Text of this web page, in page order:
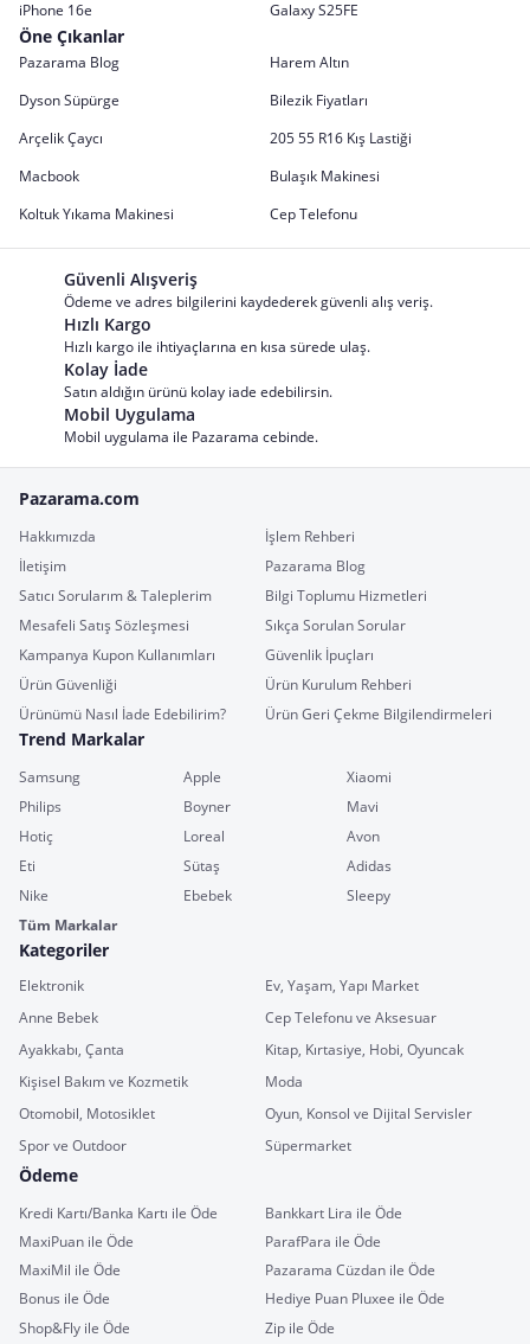
iPhone 16e Galaxy S25FE
Öne Çıkanlar
Pazarama Blog
Harem Altın
Dyson Süpürge
Bilezik Fiyatları
Arçelik Çaycı
205 55 R16 Kış Lastiği
Macbook
Bulaşık Makinesi
Koltuk Yıkama Makinesi
Cep Telefonu
Güvenli Alışveriş
Ödeme ve adres bilgilerini kaydederek güvenli alış veriş.
Hızlı Kargo
Hızlı kargo ile ihtiyaçlarına en kısa sürede ulaş.
Kolay İade
Satın aldığın ürünü kolay iade edebilirsin.
Mobil Uygulama
Mobil uygulama ile Pazarama cebinde.
Pazarama.com
Hakkımızda
İşlem Rehberi
İletişim
Pazarama Blog
Satıcı Sorularım & Taleplerim
Bilgi Toplumu Hizmetleri
Mesafeli Satış Sözleşmesi
Sıkça Sorulan Sorular
Kampanya Kupon Kullanımları
Güvenlik İpuçları
Ürün Güvenliği
Ürün Kurulum Rehberi
Ürünümü Nasıl İade Edebilirim?
Ürün Geri Çekme Bilgilendirmeleri
Trend Markalar
Samsung Apple
Xiaomi
Philips
Boyner
Mavi
Hotiç
Loreal
Avon
Eti
Sütaş
Adidas
Nike
Ebebek
Sleepy
Tüm Markalar
Kategoriler
Elektronik
Ev, Yaşam, Yapı Market
Anne Bebek
Cep Telefonu ve Aksesuar
Ayakkabı, Çanta
Kitap, Kırtasiye, Hobi, Oyuncak
Kişisel Bakım ve Kozmetik
Moda
Otomobil, Motosiklet
Oyun, Konsol ve Dijital Servisler
Spor ve Outdoor
Süpermarket
Ödeme
Kredi Kartı/Banka Kartı ile Öde
Bankkart Lira ile Öde
MaxiPuan ile Öde
ParafPara ile Öde
MaxiMil ile Öde
Pazarama Cüzdan ile Öde
Bonus ile Öde
Hediye Puan Pluxee ile Öde
Shop&Fly ile Öde
Zip ile Öde